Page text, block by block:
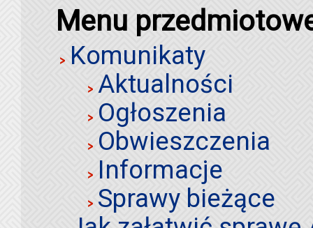
Menu
Komunikaty
Aktualności
Ogłoszenia
Obwieszczenia
Informacje
Sprawy bieżące